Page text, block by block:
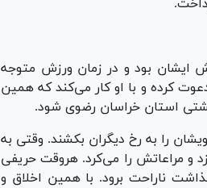
ایشان بود و در زمان ورزش متوجه
کرده و با او کار می‌کند که همین
استان خراسان رضوی شود.
را به رخ دیگران بکشند. وقتی به
و مراعاتش را می‌کرد. هروقت حریفی
ناراحت برود. با همین اخلاق و